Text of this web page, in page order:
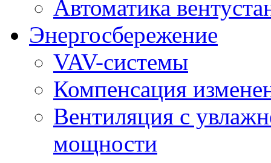
Автоматика
Энергосбережение
VAV-системы
Компенсация
Вентиляция с
мощности